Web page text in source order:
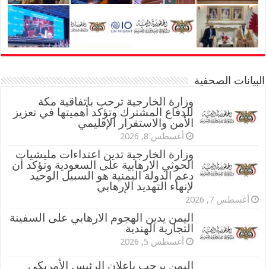
البيانات الصحفية
وزارة الخارجية ترحب باتفاقية مكة
للدفاع المشترك وتؤكد أهميتها في تعزيز
الأمن والاستقرار الإقليمي
أغسطس 8, 2026
وزارة الخارجية تدين اعتداءات مليشيات
الحوثي الارهابية على السعودية وتؤكد أن
دعم الدولة اليمنية هو السبيل الوحيد
لإنهاء التهديد الإرهابي
أغسطس 7, 2026
اليمن يدين الهجوم الارهابي على السفينة
التجارية الهندية
أغسطس 5, 2026
اليمن يرحب بإعلان الرئيس الأمريكي